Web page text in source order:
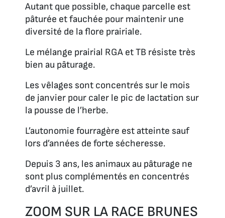
Autant que possible, chaque parcelle est
pâturée et fauchée pour maintenir une
diversité de la flore prairiale.
Le mélange prairial RGA et TB résiste très
bien au pâturage.
Les vêlages sont concentrés sur le mois
de janvier pour caler le pic de lactation sur
la pousse de l’herbe.
L’autonomie fourragère est atteinte sauf
lors d’années de forte sécheresse.
Depuis 3 ans, les animaux au pâturage ne
sont plus complémentés en concentrés
d’avril à juillet.
ZOOM SUR LA RACE BRUNES